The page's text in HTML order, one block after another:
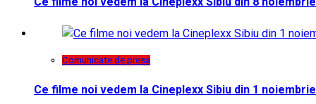
Comunicate de presa
Ce filme noi vedem la Cineplexx Sibiu din 1 noiembrie